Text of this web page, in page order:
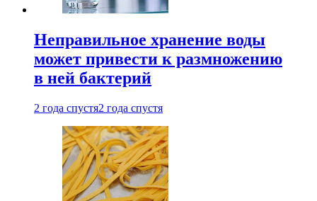
Неправильное хранение воды
может привести к размножению
в ней бактерий
2 года спустя2 года спустя